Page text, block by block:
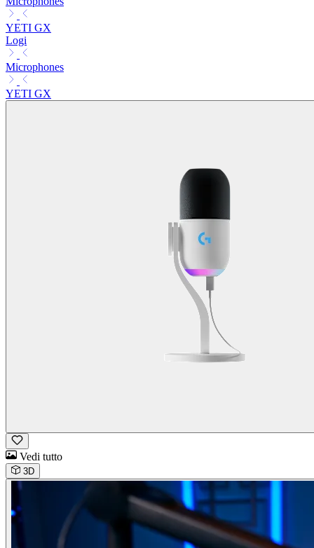
YETI GX
Logi
Microphones
YETI GX
Vedi tutto
3D